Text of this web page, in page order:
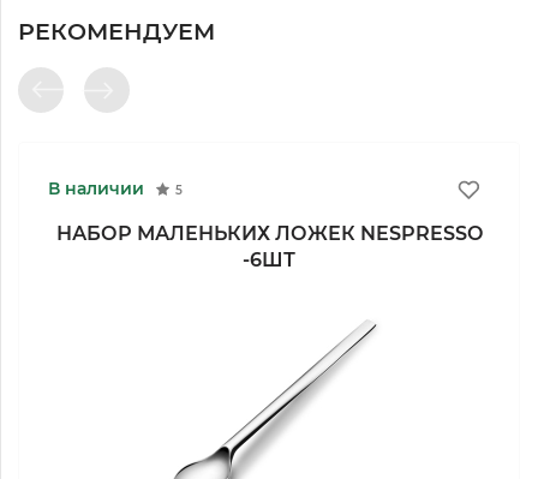
РЕКОМЕНДУЕМ
В наличии 5
НАБОР МАЛЕНЬКИХ ЛОЖЕК NESPRESSO
-6ШТ